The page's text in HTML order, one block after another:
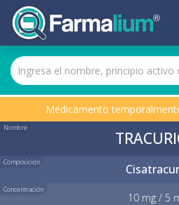
Medicamento
Nombre
Composición
Concentración
10 mg / 5